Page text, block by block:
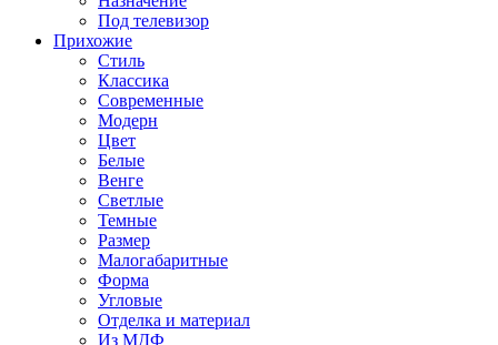
Под телевизор
Прихожие
Стиль
Классика
Современные
Модерн
Цвет
Белые
Венге
Светлые
Темные
Размер
Малогабаритные
Форма
Угловые
Отделка и материал
Из МДФ